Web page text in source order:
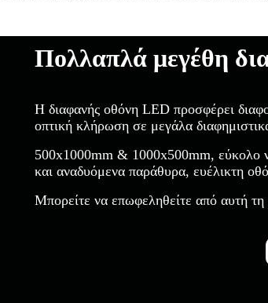
Πολλαπλά μεγέθη
Η διαφανής οθόνη LED προσφέρει
οπτική κλήρωση σε μεγάλα
500x1000mm & 1000x500mm, εύκολο
και αναδυόμενα παράθυρα, ευέλικτη
Μπορείτε να επωφεληθείτε από αυτή